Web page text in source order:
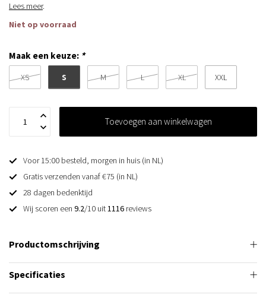
Lees meer.
Niet op voorraad
Maak een keuze: *
XS S M L XL XXL
Toevoegen aan winkelwagen
Voor 15:00 besteld, morgen in huis (in NL)
Gratis verzenden vanaf €75 (in NL)
28 dagen bedenktijd
Wij scoren een 9.2/10 uit1116 reviews
Productomschrijving
Specificaties